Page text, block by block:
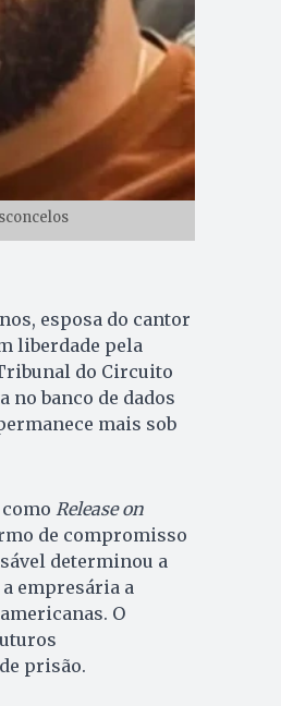
esposa do cantor
liberdade pela
do Circuito
no banco de dados
mais sob
Release on
de compromisso
determinou a
empresária a
O
prisão.